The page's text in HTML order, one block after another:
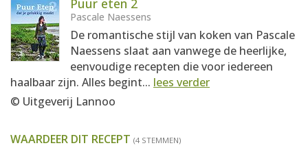
Puur eten 2
Pascale Naessens
De romantische stijl van koken van Pascale
Naessens slaat aan vanwege de heerlijke,
eenvoudige recepten die voor iedereen
haalbaar zijn. Alles begint... lees verder
© Uitgeverij Lannoo
WAARDEER DIT RECEPT (4 STEMMEN)